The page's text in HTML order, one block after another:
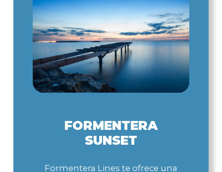
FORMENTERA
SUNSET
Formentera Lines te ofrece una